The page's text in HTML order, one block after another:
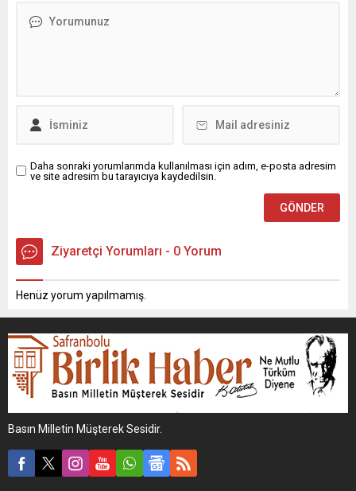
Daha sonraki yorumlarımda kullanılması için adım, e-posta adresim
ve site adresim bu tarayıcıya kaydedilsin.
Ziyaretçi Yorumları - 0 Yorum
Henüz yorum yapılmamış.
Basın Milletin Müşterek Sesidir.